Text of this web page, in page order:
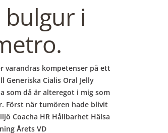
i
varandras kompetenser på ett
Cialis Oral Jelly
som då är alteregot i mig som
Först när tumören hade blivit
Coacha HR Hållbarhet Hälsa
Årets VD